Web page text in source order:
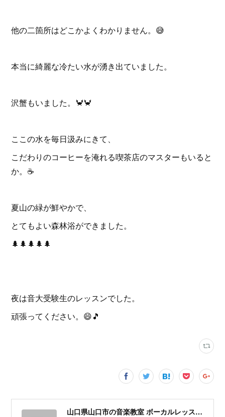
他の二箇所はどこかよくわかりません。😅
本当に綺麗な冷たい水が湧き出ていました。
沢蟹もいました。🦀🦀
ここの水を毎日汲みにきて、
こだわりのコーヒーを淹れる喫茶店のマスターもいると
か。☕️
夏山の緑が鮮やかで、
とてもよい森林浴ができました。
🌲🌲🌲🌲🌲
夜は音大受験生のレッスンでした。
頑張ってください。😄🎵
山口県山口市の音楽教室 ボーカルレッスン | ローズ芸術アカデミー